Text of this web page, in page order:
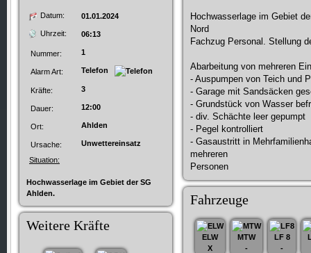
Datum: 01.01.2024
Uhrzeit: 06:13
Nummer: 1
Alarm Art: Telefon
Kräfte: 3
Dauer: 12:00
Ort: Ahlden
Ursache:
Unwettereinsatz
Situation:
Hochwasserlage im Gebiet der SG
Ahlden.
Weitere Kräfte
Hochwasserlage im Gebiet
Nord
Fachzug Personal. Stellung
Abarbeitung von mehreren
- Auspumpen von Teich und
- Garage mit Sandsäcken
- Grundstück von Wasser
- div. Schächte leer gepumpt
- Pegel kontrolliert
- Gasaustritt in
mehreren
Personen
Fahrzeuge
ELW
X
MTW
-
LF 8
-